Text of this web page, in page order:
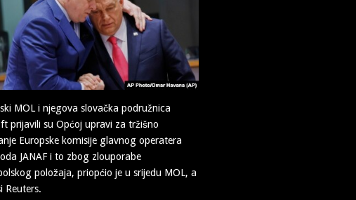
MOL i njegova slovačka podružnica
prijavili su Općoj upravi za tržišno
Europske komisije glavnog operatera
JANAF i to zbog zlouporabe
položaja, priopćio je u srijedu MOL, a
Reuters.